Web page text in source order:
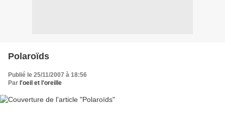
Polaroïds
Publié le 25/11/2007 à 18:56
Par l'oeil et l'oreille